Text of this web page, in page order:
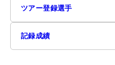
ツアー登録選手
記録成績